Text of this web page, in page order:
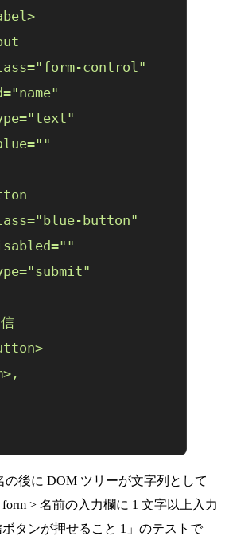
control"
button"
の後に DOM ツリーが文字列として
> 名前の入力欄に 1 文字以上入力
タンが押せること 1」のテストで